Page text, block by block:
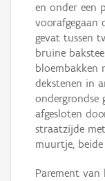
en onder een
voorafgegaan
gevat tussen
bruine
bloembakken
dekstenen in
ondergrondse
afgesloten
straatzijde
muurtje,
Parement van